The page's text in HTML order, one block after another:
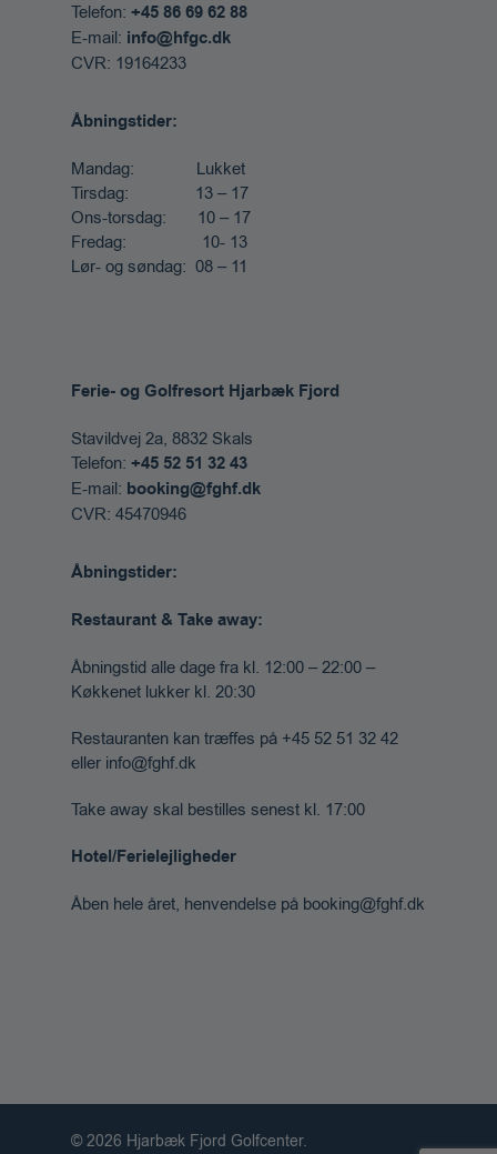
Telefon: +45 86 69 62 88​
E-mail: info@hfgc.dk
CVR: 19164233
Åbningstider:
Mandag: Lukket
Tirsdag: 13 – 17
Ons-torsdag: 10 – 17
Fredag: 10- 13
Lør- og søndag: 08 – 11
Ferie- og Golfresort Hjarbæk Fjord
Stavildvej 2a, 8832 Skals​
Telefon: +45 52 51 32 43
E-mail: booking@fghf.dk
CVR: 45470946
Åbningstider:
Restaurant & Take away:
Åbningstid alle dage fra kl. 12:00 – 22:00 –
Køkkenet lukker kl. 20:30
Restauranten kan træffes på +45 52 51 32 42
eller info@fghf.dk
Take away skal bestilles senest kl. 17:00
Hotel/Ferielejligheder
Åben hele året, henvendelse på booking@fghf.dk
© 2026 Hjarbæk Fjord Golfcenter.